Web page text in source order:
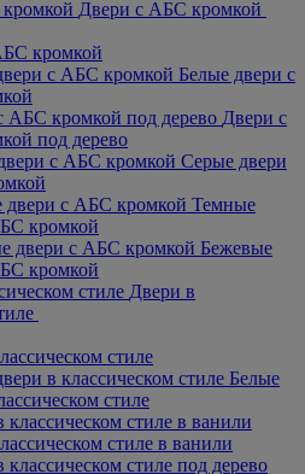
Двери с АБС кромкой
кромкой
Белые двери с
Двери с
под дерево
Серые двери
Темные
кромкой
Бежевые
кромкой
Двери в
стиле
Белые
стиле
стиле в ванили